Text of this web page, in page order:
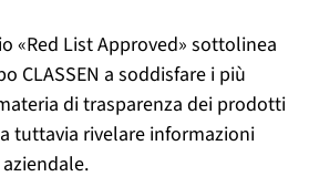
«Red List Approved» sottolinea
CLASSEN a soddisfare i più
di trasparenza dei prodotti
tuttavia rivelare informazioni